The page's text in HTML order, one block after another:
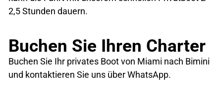
2,5 Stunden dauern.
Buchen Sie Ihren Charter
Buchen Sie Ihr privates Boot von Miami nach Bimini
und kontaktieren Sie uns über WhatsApp.